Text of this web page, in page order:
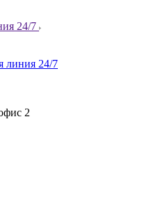
24/7
линия 24/7
2